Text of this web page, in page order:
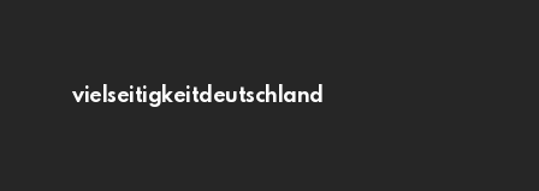
vielseitigkeitdeutschland